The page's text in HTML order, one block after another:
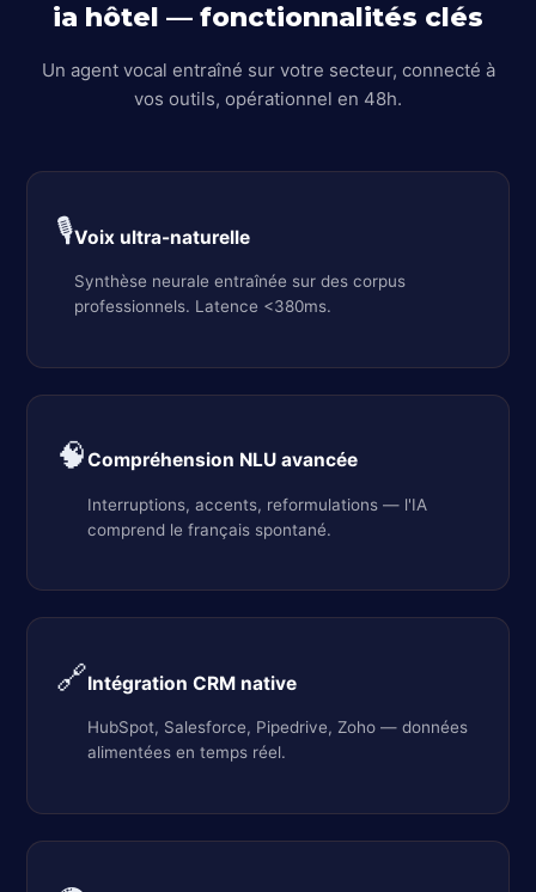
ia hôtel — fonctionnalités clés
Un agent vocal entraîné sur votre secteur, connecté à
vos outils, opérationnel en 48h.
🎙️Voix ultra-naturelle
Synthèse neurale entraînée sur des corpus
professionnels. Latence <380ms.
🧠Compréhension NLU avancée
Interruptions, accents, reformulations — l'IA
comprend le français spontané.
🔗Intégration CRM native
HubSpot, Salesforce, Pipedrive, Zoho — données
alimentées en temps réel.